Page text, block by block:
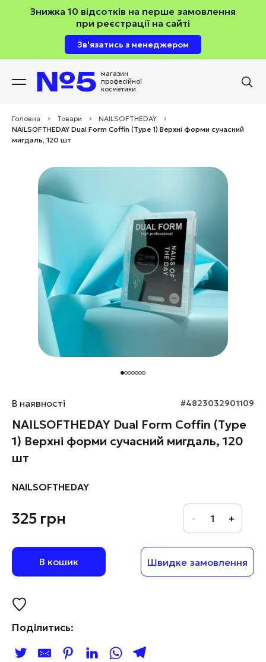
Знижка 10 відсотків на перше замовлення
при реєстрації на сайті
Зв'язатись з менеджером
магазин
професійної
косметики
Головна > Товари > NAILSOFTHEDAY
>
NAILSOFTHEDAY Dual Form Coffin (Type 1) Верхні форми сучасний
мигдаль, 120 шт
В наявності #4823032901109
NAILSOFTHEDAY Dual Form Coffin (Type
1) Верхні форми сучасний мигдаль, 120
шт
NAILSOFTHEDAY
325 грн
В кошик Швидке замовлення
Поділитись: